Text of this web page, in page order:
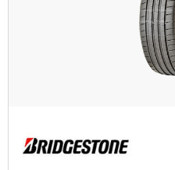
Ganzjahresreifen (0)
Pkw (4)